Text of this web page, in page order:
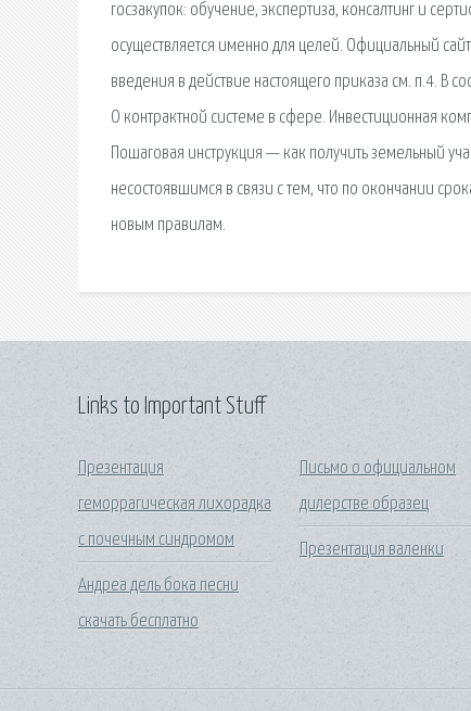
госзакупок: обучение, экспертиза, консалтинг и
осуществляется именно для целей. Официальный
введения в действие настоящего приказа см. п.4. В
О контрактной системе в сфере. Инвестиционная
Пошаговая инструкция — как получить земельный
несостоявшимся в связи с тем, что по окончании
новым правилам.
Links to Important Stuff
Презентация
геморрагическая лихорадка
с почечным синдромом
Андреа дель бока песни
скачать бесплатно
Письмо о официальном
дилерстве образец
Презентация валенки